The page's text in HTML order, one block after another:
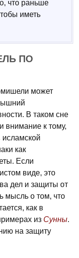
что раньше
иметь
ПО
может
В таком сне
внимание к тому,
исламской
как
Если
виде, это
дел и защиты от
мысль о том, что
как в
из Сунны.
на защиту